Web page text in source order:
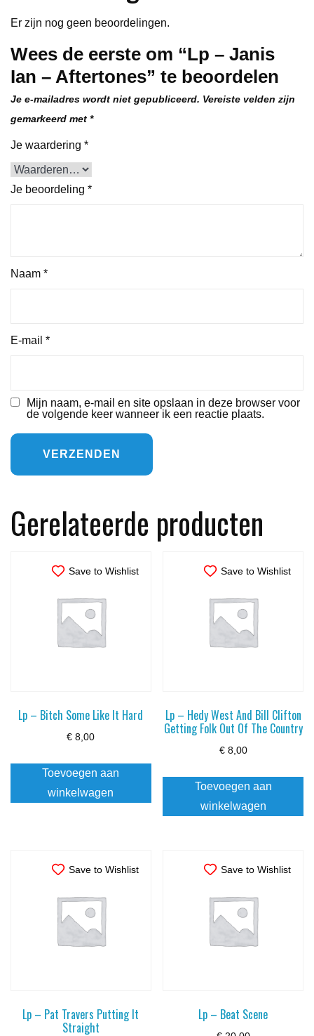
Er zijn nog geen beoordelingen.
Wees de eerste om “Lp – Janis
Ian – Aftertones” te beoordelen
Je e-mailadres wordt niet gepubliceerd. Vereiste velden zijn
gemarkeerd met *
Je waardering *
Je beoordeling *
Naam *
E-mail *
Mijn naam, e-mail en site opslaan in deze browser voor
de volgende keer wanneer ik een reactie plaats.
Gerelateerde producten
Save to Wishlist
Lp – Bitch Some Like It Hard
€ 8,00
Toevoegen aan
winkelwagen
Save to Wishlist
Lp – Hedy West And Bill Clifton
Getting Folk Out Of The Country
€8,00
Toevoegen aan
winkelwagen
Save to Wishlist
Lp – Pat Travers Putting It
Straight
Save to Wishlist
Lp – Beat Scene